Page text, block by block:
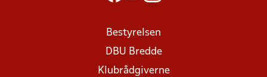
Bestyrelsen
DBU Bredde
Klubrådgiverne